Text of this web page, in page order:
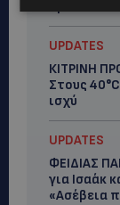
UPDATES
ΚΙΤΡΙΝΗ
Στους
ισχύ
UPDATES
ΦΕΙΔΙΑΣ
για Ισαάκ
«Ασέβεια